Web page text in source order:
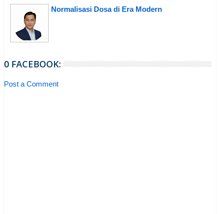
Normalisasi Dosa di Era Modern
0 FACEBOOK:
Post a Comment